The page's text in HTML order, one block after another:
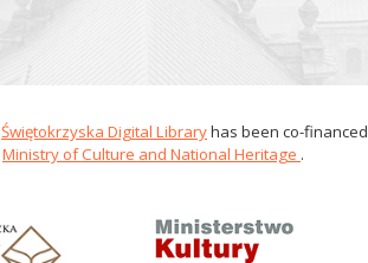
Świętokrzyska Digital Libraryhas been co-financed
Ministry of Culture and National Heritage .